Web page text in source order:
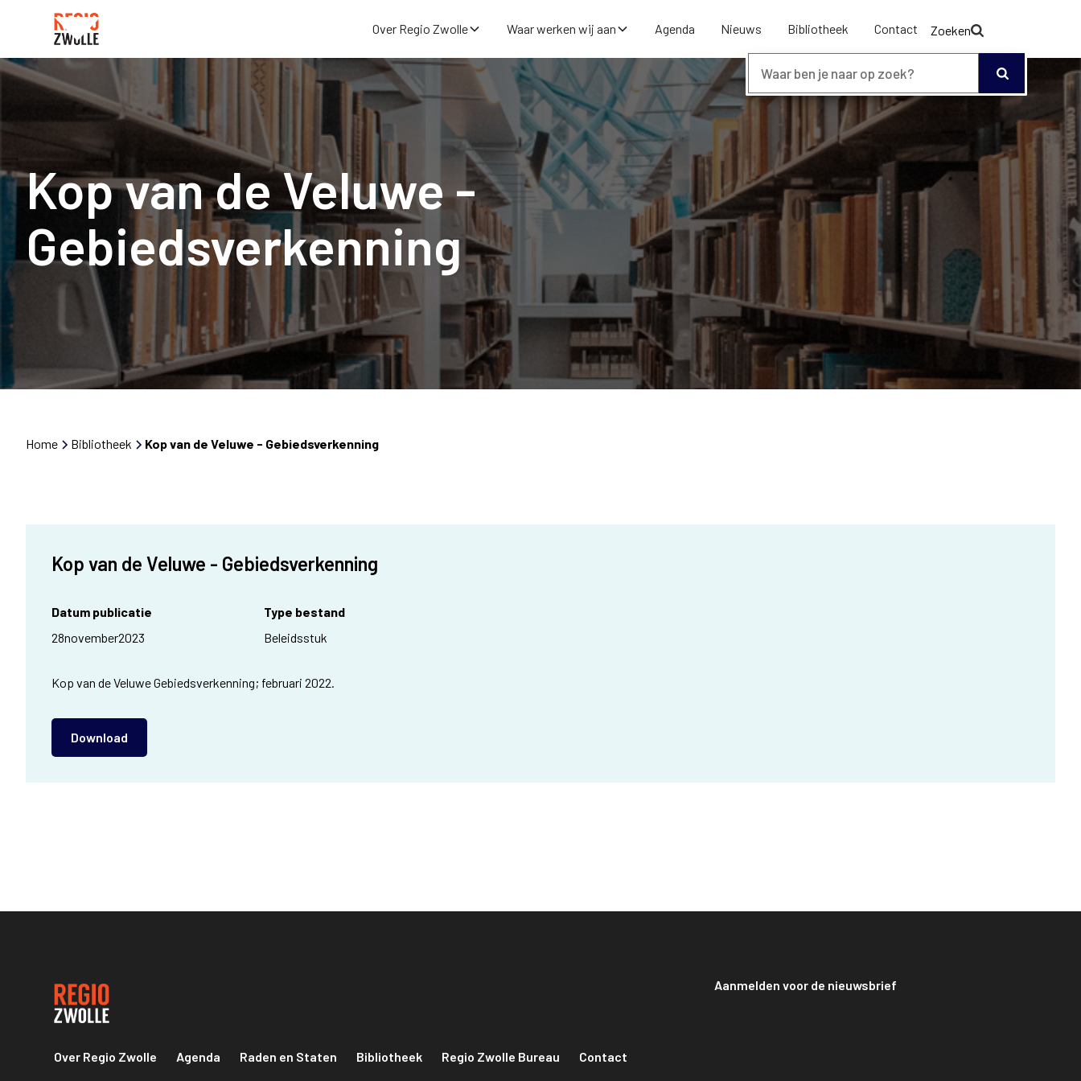
Over Regio Zwolle Waar werken wij aan Agenda Nieuws Bibliotheek Contact Zoeken
Kop van de Veluwe -
Gebiedsverkenning
Home Bibliotheek Kop van de Veluwe - Gebiedsverkenning
Kop van de Veluwe - Gebiedsverkenning
Datum publicatie
28november2023
Type bestand
Beleidsstuk
Kop van de Veluwe Gebiedsverkenning; februari 2022.
Download
Over Regio Zwolle Agenda Raden en Staten Bibliotheek Regio Zwolle Bureau Contact
Aanmelden voor de nieuwsbrief